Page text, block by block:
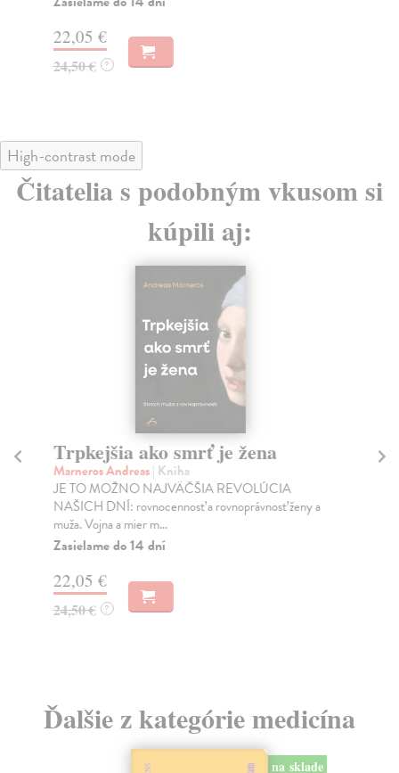
22,05 €
24,50 € ?
High-contrast mode
Čitatelia s podobným vkusom si
kúpili aj:
Trpkejšia ako smrť je žena
Marneros Andreas| Kniha
JE TO MOŽNO NAJVÄČŠIA REVOLÚCIA
NAŠICH DNÍ: rovnocennosť a rovnoprávnosť ženy a
muža. Vojna a mier m...
Zasielame do 14 dní
22,05 €
24,50 € ?
Ďalšie z kategórie medicína
na sklade